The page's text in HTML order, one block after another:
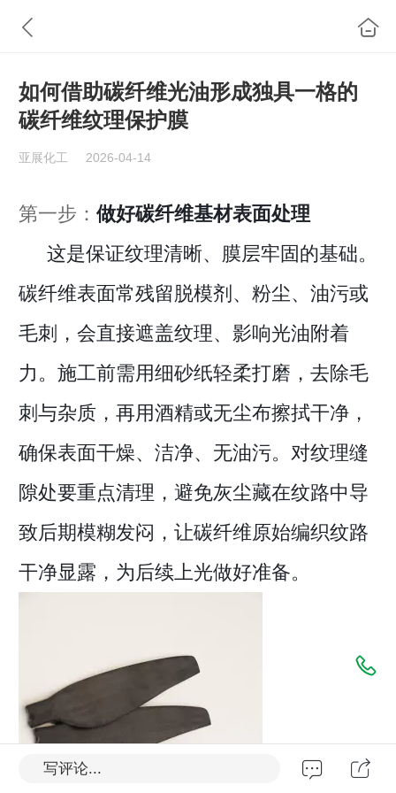
如何借助碳纤维光油形成独具一格的
碳纤维纹理保护膜
亚展化工 2026-04-14
第一步： 做好碳纤维基材表面处理
这是保证纹理清晰、膜层牢固的基础。
碳纤维表面常残留脱模剂、粉尘、油污或
毛刺，会直接遮盖纹理、影响光油附着
力。施工前需用细砂纸轻柔打磨，去除毛
刺与杂质，再用酒精或无尘布擦拭干净，
确保表面干燥、洁净、无油污。对纹理缝
隙处要重点清理，避免灰尘藏在纹路中导
致后期模糊发闷，让碳纤维原始编织纹路
干净显露，为后续上光做好准备。
写评论...